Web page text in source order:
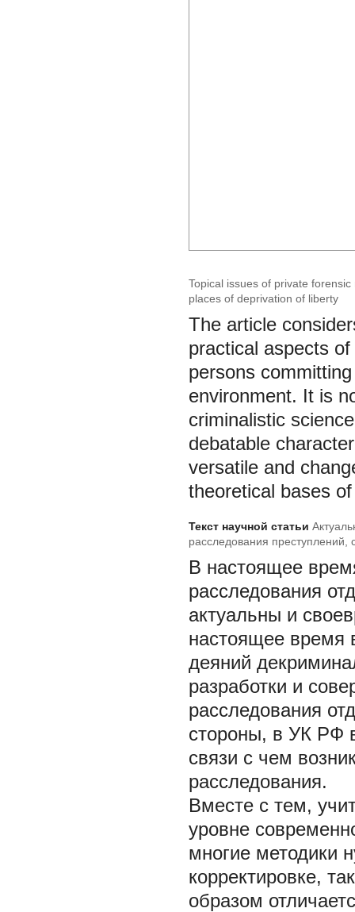
Topical issues of private
places of deprivation of liberty
The article
practical aspects
persons
environment. It is
criminalistic
debatable
versatile and
theoretical bases
Текст научной статьи
расследования
В настоящее
расследования
актуальны и
настоящее время
деяний
разработки и
расследования
стороны, в УК РФ
связи с чем
расследования.
Вместе с тем,
уровне
многие методики
корректировке,
образом